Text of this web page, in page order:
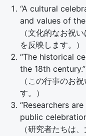
“A cultural
and values of
（文化的なお祝
を反映します。）
“The historical
the 18th century.”
（この行事のお
す。）
“Researchers
public
（研究者たちは